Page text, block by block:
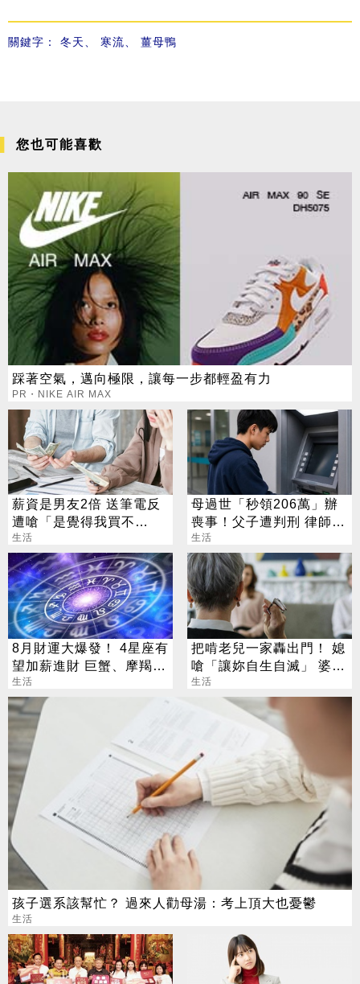
關鍵字： 冬天 寒流 薑母鴨
您也可能喜歡
踩著空氣，邁向極限，讓每一步都輕盈有力
PR・NIKE AIR MAX
薪資是男友2倍 送筆電反
遭嗆「是覺得我買不
起」？ 網齊勸快逃
生活
母過世「秒領206萬」辦
喪事！父子遭判刑 律師：
搶錢先下手是罪
生活
8月財運大爆發！ 4星座有
望加薪進財 巨蟹、摩羯最
有感
生活
把啃老兒一家轟出門！ 媳
嗆「讓妳自生自滅」 婆笑
酸：沒本事
生活
孩子選系該幫忙？ 過來人勸母湯：考上頂大也憂鬱
生活